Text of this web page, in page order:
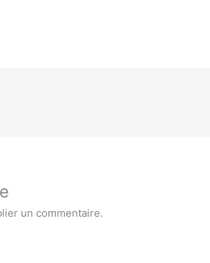
un commentaire.